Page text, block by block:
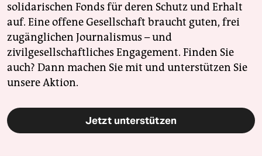
solidarischen Fonds für deren Schutz und Erhalt
auf. Eine offene Gesellschaft braucht guten, frei
zugänglichen Journalismus – und
zivilgesellschaftliches Engagement. Finden Sie
auch? Dann machen Sie mit und unterstützen Sie
unsere Aktion.
Jetzt unterstützen